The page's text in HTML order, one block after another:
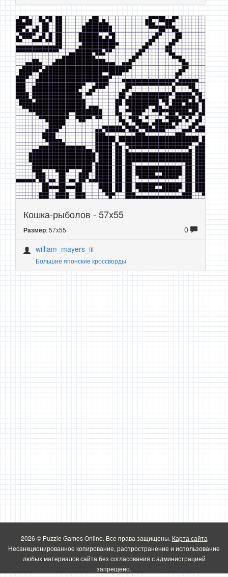
Кошка-рыболов - 57x55
Размер: 57x55
0
william_mayers_iii
Большие японские кроссворды
2026 © Puzzle Games Online. Все права защищены. Карта сайта
Несанкционированное копирование, распространение и использование
любых материалов сайта без согласования с администрацией
запрещено.